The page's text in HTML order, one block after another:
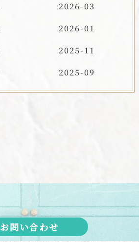
2026-03
2026-01
2025-11
2025-09
お問い合わせ